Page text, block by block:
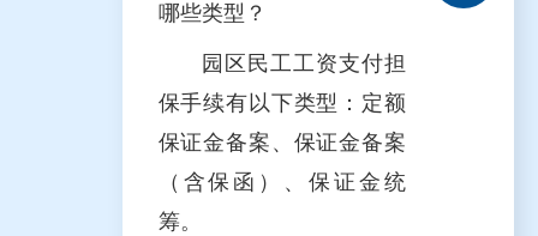
哪些类型？
园区民工工资支付担
保手续有以下类型：定额
保证金备案、保证金备案
（含保函）、保证金统
筹。